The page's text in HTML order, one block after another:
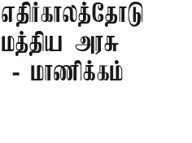
அரசு
- மாணிக்கம்